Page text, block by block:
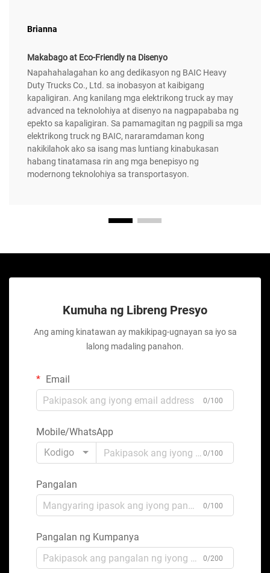
Brianna
Makabago at Eco-Friendly na Disenyo
Napahahalagahan ko ang dedikasyon ng BAIC Heavy
Duty Trucks Co., Ltd. sa inobasyon at kaibigang
kapaligiran. Ang kanilang mga elektrikong truck ay may
advanced na teknolohiya at disenyo na nagpapababa ng
epekto sa kapaligiran. Sa pamamagitan ng pagpili sa mga
elektrikong truck ng BAIC, nararamdaman kong
nakikilahok ako sa isang mas luntiang kinabukasan
habang tinatamasa rin ang mga benepisyo ng
modernong teknolohiya sa transportasyon.
Kumuha ng Libreng Presyo
Ang aming kinatawan ay makikipag-ugnayan sa iyo sa
lalong madaling panahon.
Email
0/100
Mobile/WhatsApp
Kodigo
0/100
Pangalan
0/100
Pangalan ng Kumpanya
0/200